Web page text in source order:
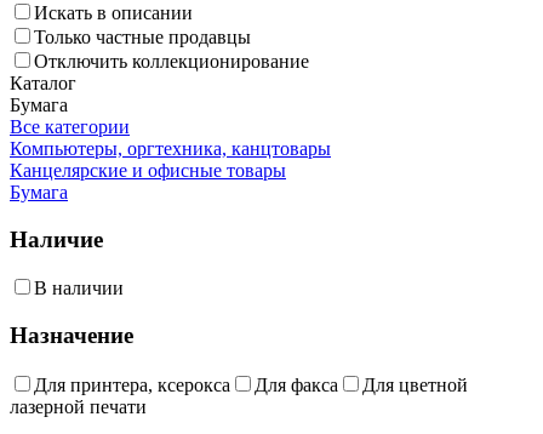
Искать в описании
Только частные продавцы
Отключить коллекционирование
Каталог
Бумага
Все категории
Компьютеры, оргтехника, канцтовары
Канцелярские и офисные товары
Бумага
Наличие
В наличии
Назначение
Для принтера, ксерокса Для факса
Для цветной
лазерной печати